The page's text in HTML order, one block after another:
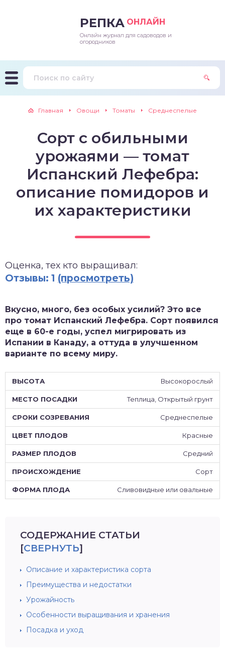
РЕПКА ОНЛАЙН
Онлайн журнал для садоводов и
огородников
Главная Овощи Томаты Среднеспелые
Сорт с обильными
урожаями — томат
Испанский Лефебра:
описание помидоров и
их характеристики
Оценка, тех кто выращивал:
Отзывы: 1 (просмотреть)
Вкусно, много, без особых усилий? Это все
про томат Испанский Лефебра. Сорт появился
еще в 60-е годы, успел мигрировать из
Испании в Канаду, а оттуда в улучшенном
варианте по всему миру.
Высокорослый
Теплица, Открытый грунт
Среднеспелые
Красные
Средний
Сорт
Сливовидные или овальные
СОДЕРЖАНИЕ СТАТЬИ
[СВЕРНУТЬ]
Описание и характеристика сорта
Преимущества и недостатки
Урожайность
Особенности выращивания и хранения
Посадка и уход
и подкормки